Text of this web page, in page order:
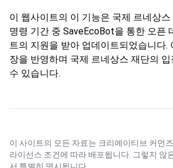
이 웹사이트의 이 기능은 국제 르네상
명령 기간 중 SaveEcoBot을 통한 오픈
트의 지원을 받아 업데이트되었습니다.
장을 반영하며 국제 르네상스 재단의
수 있습니다.
이 사이트의 모든 자료는 크리에이티브 커먼
라이선스 조건에 따라 배포됩니다. 그렇지 않